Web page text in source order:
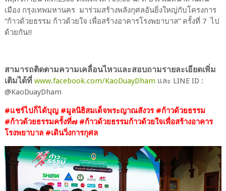
เมือง กรุงเทพมหานคร มาร่วมสร้างพลังกุศลอันยิ่งใหญ่กับโครงการ
“ก้าวด้วยธรรม ก้าวด้วยใจ เพื่อสร้างอาคารโรงพยาบาล” ครั้งที่ 7 ไป
ด้วยกัน!!
สามารถติดตามความเคลื่อนไหวและสอบถามรายละเอียดเพิ่ม
เติมได้ที่ www.facebook.com/KaoDuayDham และ LINE ID :
@KaoDuayDham
#แชร์ไปก็ได้บุญ #มูลนิธิสมเด็จพระญาณสังวร #ก้าวด้วยธรรม
#ก้าวด้วยธรรมครั้งที่๗ #ก้าวด้วยธรรมก้าวด้วยใจเพื่อสร้างอาคาร
โรงพยาบาล #เดินวิ่งการกุศล